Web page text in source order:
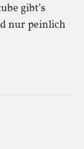
gibt’s
nur peinlich